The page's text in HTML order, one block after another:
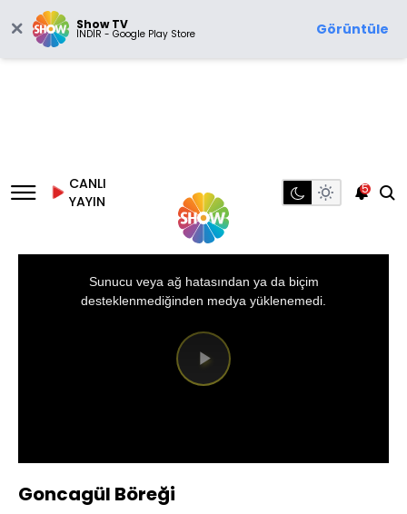
Show TV
İNDİR - Google Play Store Görüntüle
CANLI
YAYIN
5
Videoyu
Sunucu veya ağ hatasından ya da biçim
desteklenmediğinden medya yüklenemedi.
Goncagül Böreği